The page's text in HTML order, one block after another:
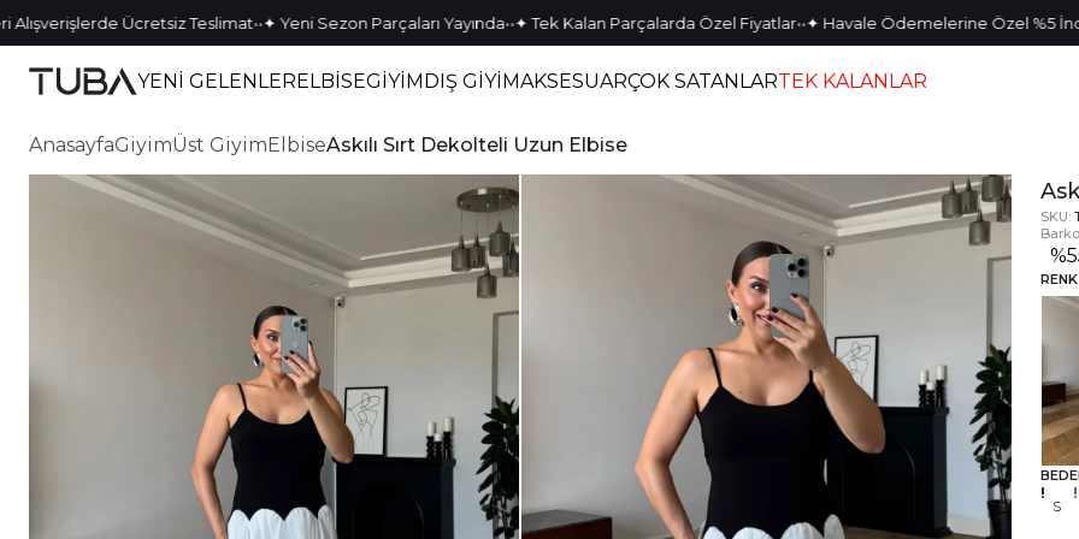
Ücretsiz Teslimat••✦ Yeni Sezon Parçaları Yayında••✦ Tek Kalan Parçalarda Özel Fiyatlar••✦ Havale Ödemelerine Özel %5 İndirim••
YENİ GELENLERELBİSEGİYİMDIŞ GİYİMAKSESUARÇOK SATANLARTEK KALANLAR
AnasayfaGiyimÜst GiyimElbiseAskılı Sırt Dekolteli Uzun Elbise
SKU:
%
RENK
S